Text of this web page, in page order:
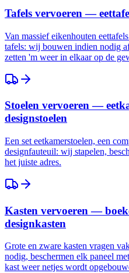
Tafels vervoeren —
Van massief eikenhouten
tafels: wij bouwen indien nodig
zetten 'm weer in elkaar op de
Stoelen vervoeren —
designstoelen
Een set eetkamerstoelen, een
designfauteuil: wij stapelen,
het juiste adres.
Kasten vervoeren —
designkasten
Grote en zware kasten vragen
nodig, beschermen elk paneel
kast weer netjes wordt